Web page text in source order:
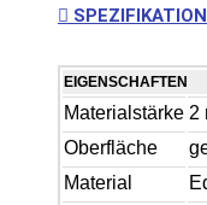
EIGENSCHAFTEN
Materialstärke 2
Oberfläche
Material